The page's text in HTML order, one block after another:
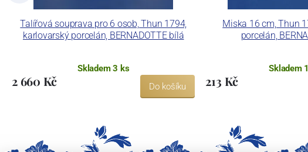
Talířová souprava pro 6 osob, Thun 1794,
karlovarský porcelán, BERNADOTTE bílá
Skladem 3 ks
2 660 Kč Do košíku
Miska 16 cm, Thun
porcelán,
Skladem
213 Kč